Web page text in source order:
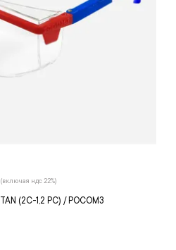
(2С-1,2 PС) / РОСОМЗ
(включая ндс 22%)